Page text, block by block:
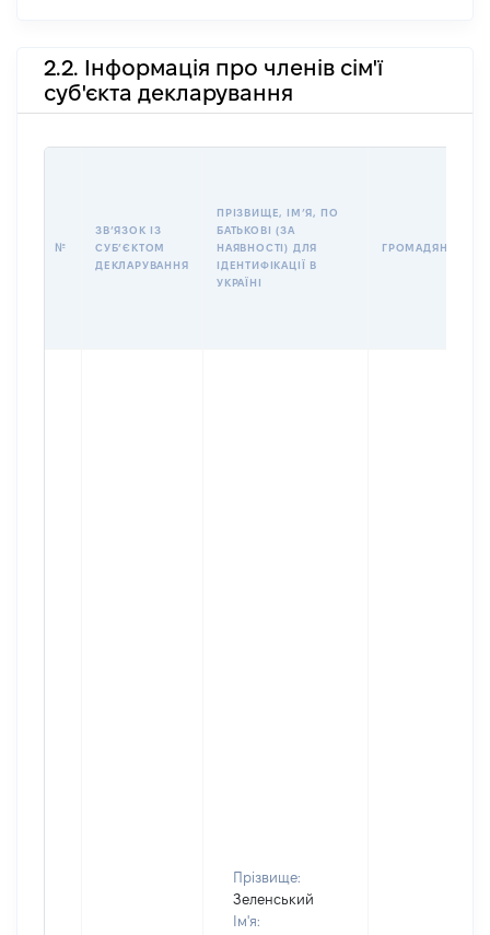
2.2. Інформація про членів сім'ї
суб'єкта декларування
№
ЗВʼЯЗОК ІЗ
СУБʼЄКТОМ
ДЕКЛАРУВАННЯ
ПРІЗВИЩЕ, ІМʼЯ, ПО
БАТЬКОВІ (ЗА
НАЯВНОСТІ) ДЛЯ
ІДЕНТИФІКАЦІЇ В
УКРАЇНІ
ГРОМАДЯНСТВО
Прізвище:
Зеленський
Ім'я: